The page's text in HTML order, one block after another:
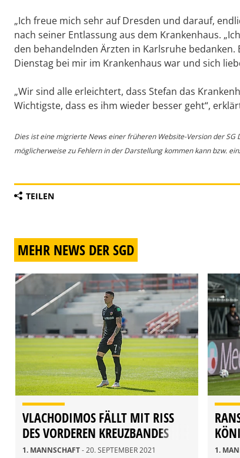
„Ich freue mich sehr auf Dresden und darauf,
nach seiner Entlassung aus dem Krankenhaus.
den behandelnden Ärzten in Karlsruhe
Dienstag bei mir im Krankenhaus war und sich
„Wir sind alle erleichtert, dass Stefan das
Wichtigste, dass es ihm wieder besser geht“,
Dies ist eine migrierte News einer früheren Website-Version der
möglicherweise zu Fehlern in der Darstellung kommen kann bzw.
TEILEN
MEHR NEWS DER SGD
VLACHODIMOS FÄLLT MIT RISS
DES VORDEREN KREUZBANDES
MEHRERE MONATE AUS
1. MANNSCHAFT- 20. SEPTEMBER 2021 1.